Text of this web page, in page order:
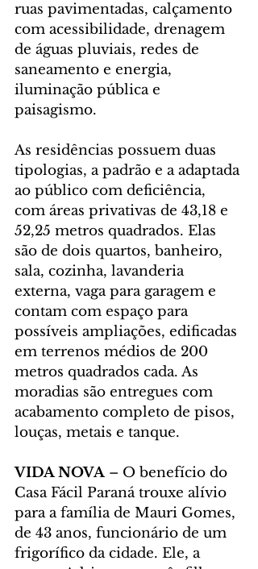
ruas pavimentadas, calçamento
com acessibilidade, drenagem
de águas pluviais, redes de
saneamento e energia,
iluminação pública e
paisagismo.
As residências possuem duas
tipologias, a padrão e a adaptada
ao público com deficiência,
com áreas privativas de 43,18 e
52,25 metros quadrados. Elas
são de dois quartos, banheiro,
sala, cozinha, lavanderia
externa, vaga para garagem e
contam com espaço para
possíveis ampliações, edificadas
em terrenos médios de 200
metros quadrados cada. As
moradias são entregues com
acabamento completo de pisos,
louças, metais e tanque.
VIDA NOVA – O benefício do
Casa Fácil Paraná trouxe alívio
para a família de Mauri Gomes,
de 43 anos, funcionário de um
frigorífico da cidade. Ele, a